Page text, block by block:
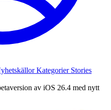
Kategorier Stories
av iOS 26.4 med nytt